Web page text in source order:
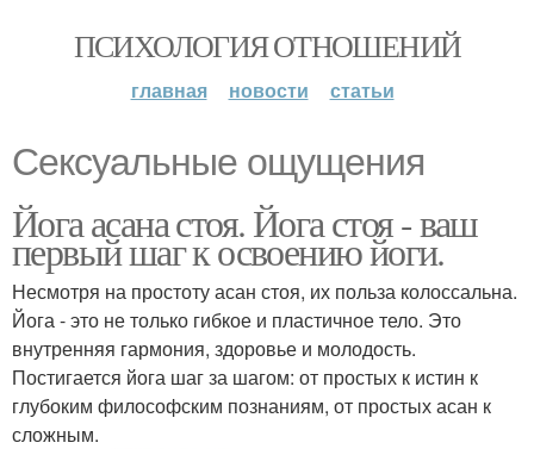
ПСИХОЛОГИЯ ОТНОШЕНИЙ
главная новости статьи
Сексуальные ощущения
Йога асана стоя. Йога стоя - ваш
первый шаг к освоению йоги.
Несмотря на простоту асан стоя, их польза колоссальна.
Йога - это не только гибкое и пластичное тело. Это
внутренняя гармония, здоровье и молодость.
Постигается йога шаг за шагом: от простых к истин к
глубоким философским познаниям, от простых асан к
сложным.